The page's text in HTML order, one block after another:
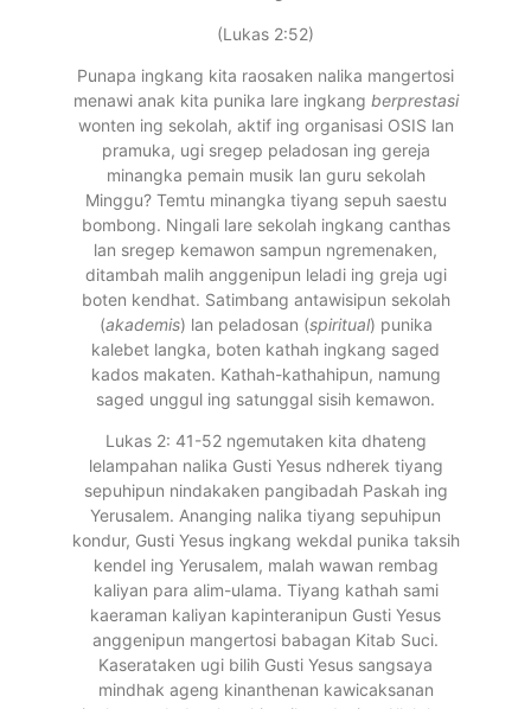
(Lukas 2:52)
Punapa ingkang kita raosaken nalika mangertosi
menawi anak kita punika lare ingkang berprestasi
wonten ing sekolah, aktif ing organisasi OSIS lan
pramuka, ugi sregep peladosan ing gereja
minangka pemain musik lan guru sekolah
Minggu? Temtu minangka tiyang sepuh saestu
bombong. Ningali lare sekolah ingkang canthas
lan sregep kemawon sampun ngremenaken,
ditambah malih anggenipun leladi ing greja ugi
boten kendhat. Satimbang antawisipun sekolah
(akademis) lan peladosan (spiritual) punika
kalebet langka, boten kathah ingkang saged
kados makaten. Kathah-kathahipun, namung
saged unggul ing satunggal sisih kemawon.
Lukas 2: 41-52 ngemutaken kita dhateng
lelampahan nalika Gusti Yesus ndherek tiyang
sepuhipun nindakaken pangibadah Paskah ing
Yerusalem. Ananging nalika tiyang sepuhipun
kondur, Gusti Yesus ingkang wekdal punika taksih
kendel ing Yerusalem, malah wawan rembag
kaliyan para alim-ulama. Tiyang kathah sami
kaeraman kaliyan kapinteranipun Gusti Yesus
anggenipun mangertosi babagan Kitab Suci.
Kaserataken ugi bilih Gusti Yesus sangsaya
mindhak ageng kinanthenan kawicaksanan